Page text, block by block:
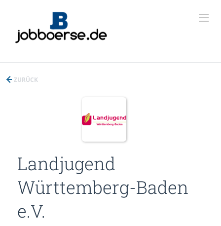
ZURÜCK
Landjugend
Württemberg-Baden
e.V.